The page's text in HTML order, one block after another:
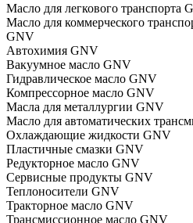
Масло для легкового транспорта
Масло для коммерческого
GNV
Автохимия GNV
Вакуумное масло GNV
Гидравлическое масло GNV
Компрессорное масло GNV
Масла для металлургии GNV
Масло для автоматических
Охлаждающие жидкости GNV
Пластичные смазки GNV
Редукторное масло GNV
Сервисные продукты GNV
Теплоносители GNV
Тракторное масло GNV
Трансмиссионное масло GNV